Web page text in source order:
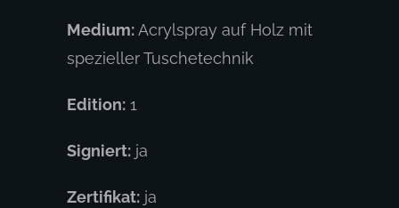
Medium:Acrylspray auf Holz mit
spezieller Tuschetechnik
Edition:1
Signiert:ja
Zertifikat:ja